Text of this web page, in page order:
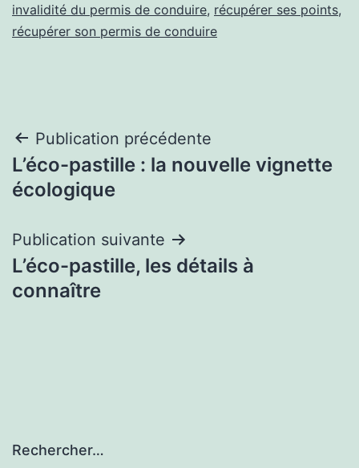
invalidité du permis de conduire, récupérer ses points,
récupérer son permis de conduire
Navigation
de
Publication précédente
L’éco-pastille : la nouvelle vignette
écologique
Publication suivante
L’éco-pastille, les détails à
connaître
Rechercher…